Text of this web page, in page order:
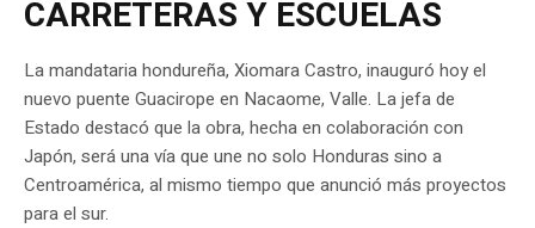
CARRETERAS Y ESCUELAS
La mandataria hondureña, Xiomara Castro, inauguró hoy el
nuevo puente Guacirope en Nacaome, Valle. La jefa de
Estado destacó que la obra, hecha en colaboración con
Japón, será una vía que une no solo Honduras sino a
Centroamérica, al mismo tiempo que anunció más proyectos
para el sur.